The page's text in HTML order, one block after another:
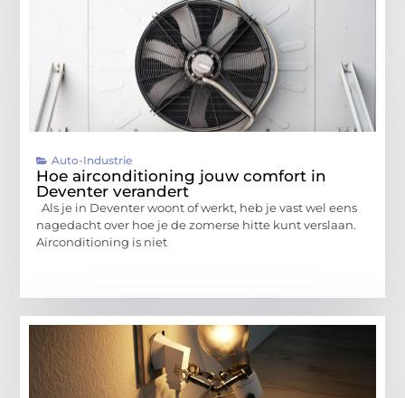
Auto-Industrie
Hoe airconditioning jouw comfort in
Deventer verandert
Als je in Deventer woont of werkt, heb je vast wel eens
nagedacht over hoe je de zomerse hitte kunt verslaan.
Airconditioning is niet